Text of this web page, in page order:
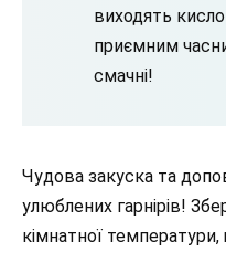
виходять
приємним
смачні!
Чудова закуска та
улюблених гарнірів!
кімнатної